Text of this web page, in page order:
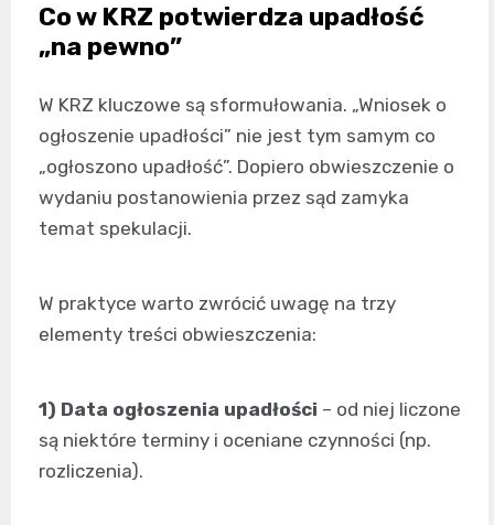
Co w KRZ potwierdza upadłość
„na pewno”
W KRZ kluczowe są sformułowania. „Wniosek o
ogłoszenie upadłości” nie jest tym samym co
„ogłoszono upadłość”. Dopiero obwieszczenie o
wydaniu postanowienia przez sąd zamyka
temat spekulacji.
W praktyce warto zwrócić uwagę na trzy
elementy treści obwieszczenia:
1) Data ogłoszenia upadłości – od niej liczone
są niektóre terminy i oceniane czynności (np.
rozliczenia).